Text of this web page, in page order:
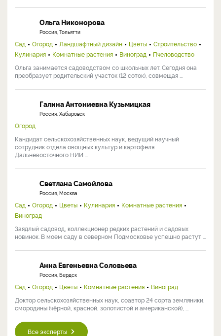
Ольга Никонорова
Россия, Тольятти
Сад Огород Ландшафтный дизайн Цветы
Строительство
Кулинария
Комнатные растения Виноград
Пчеловодство
Ольга занимается садоводством со школьных лет. Сегодня она
преобразует родительский участок (12 соток), совмещая ...
Галина Антониевна Кузьмицкая
Россия, Хабаровск
Огород
Кандидат сельскохозяйственных наук, ведущий научный
сотрудник отдела овощных культур и картофеля
Дальневосточного НИИ ...
Светлана Самойлова
Россия, Москва
Сад Огород Цветы Кулинария
Комнатные растения
Виноград
Заядлый садовод, коллекционер редких растений и садовых
новинок. В моем саду в северном Подмосковье успешно растут ...
Анна Евгеньевна Соловьева
Россия, Бердск
Сад Огород Цветы Комнатные растения
Виноград
Доктор сельскохозяйственных наук, соавтор 24 сорта земляники,
смородины (чёрной, красной, золотистой и американской), ...
Все эксперты